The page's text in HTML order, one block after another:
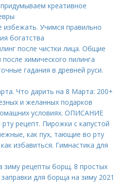
креативное
избежать. Учимся правильно
богатства
после чистки лица. Общие
химического пилинга
гадания в древней руси.
Что дарить на 8 Марта: 200+
и желанных подарков
условиях. ОПИСАНИЕ
рецепт. Пирожки с капустой
как пух, тающие во рту
избавиться. Гимнастика для
зиму рецепты борщ. 8 простых
для борща на зиму 2021